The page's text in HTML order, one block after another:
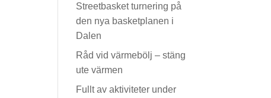
Streetbasket turnering på
den nya basketplanen i
Dalen
Råd vid värmebölj – stäng
ute värmen
Fullt av aktiviteter under